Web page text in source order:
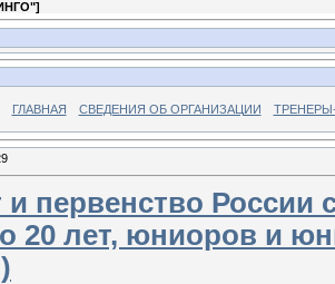
]
ГЛАВНАЯ СВЕДЕНИЯ ОБ ОРГАНИЗАЦИИ
и первенство
20 лет, юниоров и